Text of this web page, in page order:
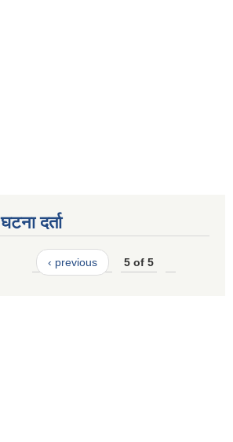
घटना दर्ता
‹ previous 5 of 5